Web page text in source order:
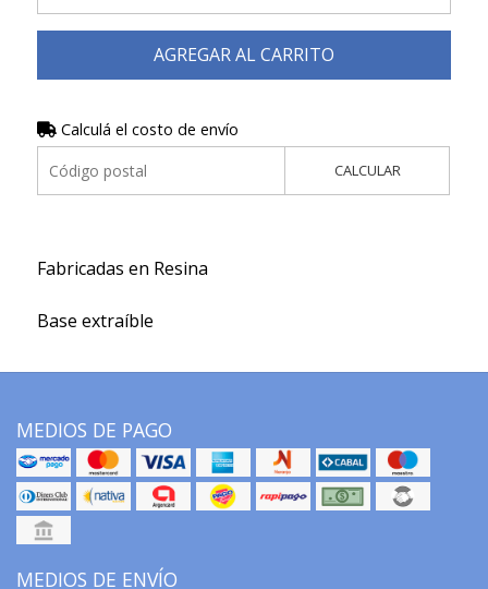
AGREGAR AL CARRITO
Calculá el costo de envío
CALCULAR
Fabricadas en Resina
Base extraíble
MEDIOS DE PAGO
MEDIOS DE ENVÍO